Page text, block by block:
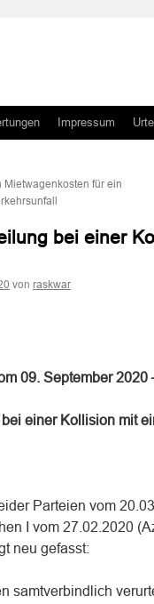
Impressum
Mietwagenkosten für ein
bei einer
von raskwar
09. September 2020
einer Kollision mit
Parteien vom
I vom 27.02.2020
neu gefasst:
samtverbindlich